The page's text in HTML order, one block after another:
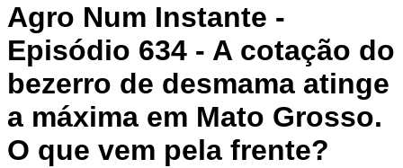
Agro Num Instante -
Episódio 634 - A cotação do
bezerro de desmama atinge
a máxima em Mato Grosso.
O que vem pela frente?